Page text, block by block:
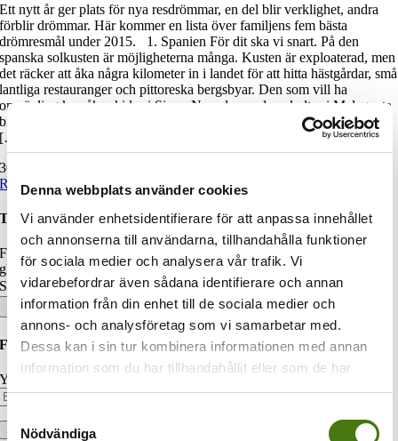
Denna webbplats använder cookies
Vi använder enhetsidentifierare för att anpassa innehållet
och annonserna till användarna, tillhandahålla funktioner
för sociala medier och analysera vår trafik. Vi
vidarebefordrar även sådana identifierare och annan
information från din enhet till de sociala medier och
annons- och analysföretag som vi samarbetar med.
Dessa kan i sin tur kombinera informationen med annan
information som du har tillhandahållit eller som de har
samlat in när du har använt deras tjänster.
Nödvändiga
Ett nytt år ger plats för nya resdrömmar, en del blir verklighet, andra
förblir drömmar. Här kommer en lista över familjens fem bästa
drömresmål under 2015. 1. Spanien För dit ska vi snart. På den
spanska solkusten är möjligheterna många. Kusten är exploaterad, men
det räcker att åka några kilometer in i landet för att hitta hästgårdar, små
lantliga restauranger och pittoreska bergsbyar. Den som vill ha
omväxling kan åka skidor i Sierra Nevada, uppleva kultur i Malaga, ta
bilen till Portugal eller båten till Marocko. Allt är nära. 2. Argentina
[…]
30 december, 2014
Read More
Turisterna.se
Familjen Magnusson har gett sig ut på resa. Vi utlovar restips och
glimtar från härliga platser i världen. Häng med oss!
Sök efter:
Följ bloggen via e-post
Your email: